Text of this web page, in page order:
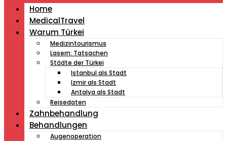
Home
MedicalTravel
Warum Türkei
Medizintourismus
Lasern: Tatsachen
Städte der Türkei
Istanbul als Stadt
Izmir als Stadt
Antalya als Stadt
Reisedaten
Zahnbehandlung
Behandlungen
Augenoperation